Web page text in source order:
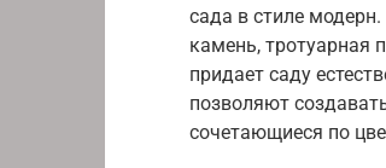
сада в стиле
камень, тротуарная
придает саду
позволяют
сочетающиеся по